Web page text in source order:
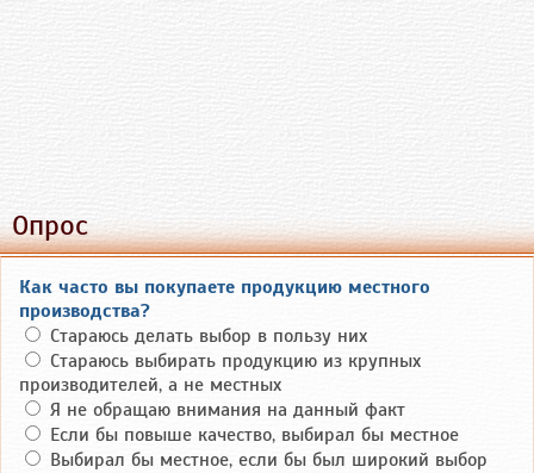
Опрос
Как часто вы покупаете продукцию местного
производства?
Стараюсь делать выбор в пользу них
Стараюсь выбирать продукцию из крупных
производителей, а не местных
Я не обращаю внимания на данный факт
Если бы повыше качество, выбирал бы местное
Выбирал бы местное, если бы был широкий выбор